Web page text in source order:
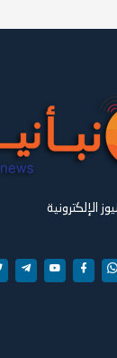
الإلكترونية